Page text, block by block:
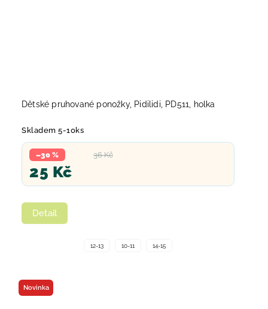
Dětské pruhované ponožky, Pidilidi, PD511, holka
Skladem 5-10ks
36 Kč
–30 %
25 Kč
Detail
12-13 10-11 14-15
Novinka